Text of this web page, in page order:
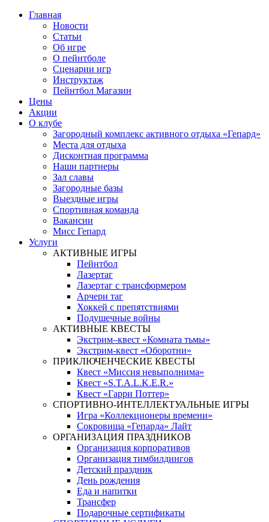
Главная
Новости
Статьи
Об игре
О пейнтболе
Сценарии игр
Инструктаж
Пейнтбол Магазин
Цены
Акции
О клубе
Загородный комплекс активного отдыха «Гепард»
Места для отдыха
Дисконтная программа
Наши партнеры
Зал славы
Загородные базы
Выездные игры
Спортивная команда
Вакансии
Мисс Гепард
Услуги
АКТИВНЫЕ ИГРЫ
Пейнтбол
Лазертаг
Лазертаг с трансформером
Арчери таг
Хоккей с препятствиями
Подушечные войны
АКТИВНЫЕ КВЕСТЫ
Экстрим–квест «Комната тьмы»
Экстрим-квест «Оборотни»
ПРИКЛЮЧЕНЧЕСКИЕ КВЕСТЫ
Квест «Миссия невыполнима»
Квест «S.T.A.L.K.E.R.»
Квест «Гарри Поттер»
СПОРТИВНО-ИНТЕЛЛЕКТУАЛЬНЫЕ ИГРЫ
Игра «Коллекционеры времени»
Сокровища «Гепарда» Лайт
ОРГАНИЗАЦИЯ ПРАЗДНИКОВ
Организация корпоративов
Организация тимбилдингов
Детский праздник
День рождения
Еда и напитки
Трансфер
Подарочные сертификаты